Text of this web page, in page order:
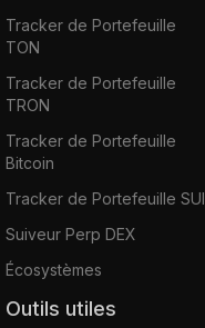
Tracker de Portefeuille
TON
Tracker de Portefeuille
TRON
Tracker de Portefeuille
Bitcoin
Tracker de Portefeuille SUI
Suiveur Perp DEX
Écosystèmes
Outils utiles